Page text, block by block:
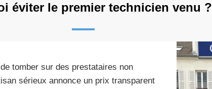
éviter le premier technicien venu ?
tomber sur des prestataires non
sérieux annonce un prix transparent